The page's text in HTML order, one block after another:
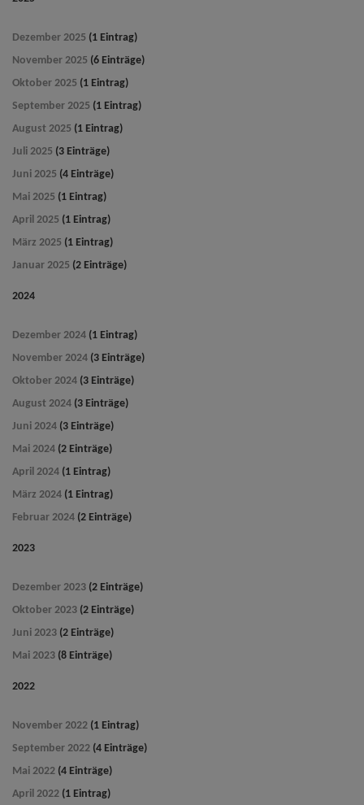
Dezember 2025 (1 Eintrag)
November 2025 (6 Einträge)
Oktober 2025 (1 Eintrag)
September 2025 (1 Eintrag)
August 2025 (1 Eintrag)
Juli 2025 (3 Einträge)
Juni 2025 (4 Einträge)
Mai 2025 (1 Eintrag)
April 2025 (1 Eintrag)
März 2025 (1 Eintrag)
Januar 2025 (2 Einträge)
2024
Dezember 2024 (1 Eintrag)
November 2024 (3 Einträge)
Oktober 2024 (3 Einträge)
August 2024 (3 Einträge)
Juni 2024 (3 Einträge)
Mai 2024 (2 Einträge)
April 2024 (1 Eintrag)
März 2024 (1 Eintrag)
Februar 2024 (2 Einträge)
2023
Dezember 2023 (2 Einträge)
Oktober 2023 (2 Einträge)
Juni 2023 (2 Einträge)
Mai 2023 (8 Einträge)
2022
November 2022 (1 Eintrag)
September 2022 (4 Einträge)
Mai 2022 (4 Einträge)
April 2022 (1 Eintrag)